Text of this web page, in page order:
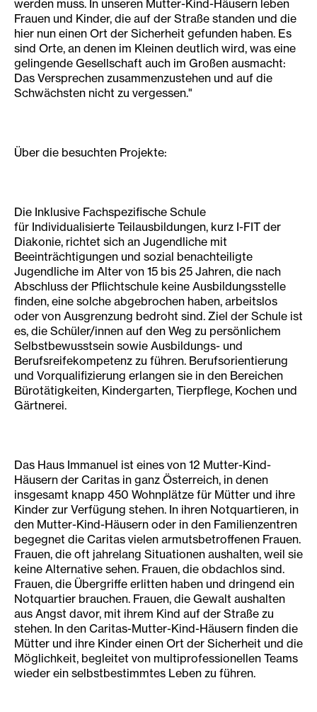
werden muss. In unseren Mutter-Kind-Häusern leben
Frauen und Kinder, die auf der Straße standen und die
hier nun einen Ort der Sicherheit gefunden haben. Es
sind Orte, an denen im Kleinen deutlich wird, was eine
gelingende Gesellschaft auch im Großen ausmacht:
Das Versprechen zusammenzustehen und auf die
Schwächsten nicht zu vergessen."
Über die besuchten Projekte:
Die Inklusive Fachspezifische Schule
für Individualisierte Teilausbildungen, kurz I-FIT der
Diakonie, richtet sich an Jugendliche mit
Beeinträchtigungen und sozial benachteiligte
Jugendliche im Alter von 15 bis 25 Jahren, die nach
Abschluss der Pflichtschule keine Ausbildungsstelle
finden, eine solche abgebrochen haben, arbeitslos
oder von Ausgrenzung bedroht sind. Ziel der Schule ist
es, die Schüler/innen auf den Weg zu persönlichem
Selbstbewusstsein sowie Ausbildungs- und
Berufsreifekompetenz zu führen. Berufsorientierung
und Vorqualifizierung erlangen sie in den Bereichen
Bürotätigkeiten, Kindergarten, Tierpflege, Kochen und
Gärtnerei.
Das Haus Immanuel ist eines von 12 Mutter-Kind-
Häusern der Caritas in ganz Österreich, in denen
insgesamt knapp 450 Wohnplätze für Mütter und ihre
Kinder zur Verfügung stehen. In ihren Notquartieren, in
den Mutter-Kind-Häusern oder in den Familienzentren
begegnet die Caritas vielen armutsbetroffenen Frauen.
Frauen, die oft jahrelang Situationen aushalten, weil sie
keine Alternative sehen. Frauen, die obdachlos sind.
Frauen, die Übergriffe erlitten haben und dringend ein
Notquartier brauchen. Frauen, die Gewalt aushalten
aus Angst davor, mit ihrem Kind auf der Straße zu
stehen. In den Caritas-Mutter-Kind-Häusern finden die
Mütter und ihre Kinder einen Ort der Sicherheit und die
Möglichkeit, begleitet von multiprofessionellen Teams
wieder ein selbstbestimmtes Leben zu führen.